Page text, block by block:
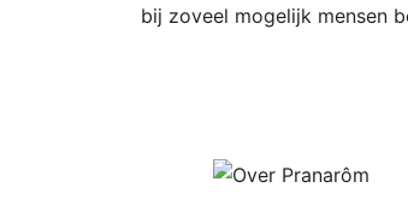
bij zoveel mogelijk mensen